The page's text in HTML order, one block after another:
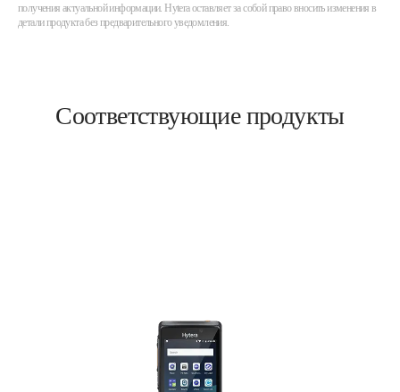
получения актуальной информации. Hytera оставляет за собой право вносить изменения в
детали продукта без предварительного уведомления.
Соответствующие продукты